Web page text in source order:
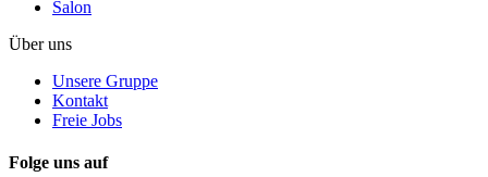
Salon
Über uns
Unsere Gruppe
Kontakt
Freie Jobs
Folge uns auf